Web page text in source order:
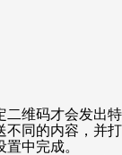
二维码才会发出特
不同的内容，并打
中完成。